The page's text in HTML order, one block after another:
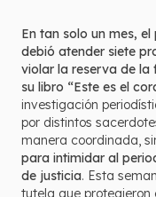
En tan solo un mes,
debió atender siete
violar la reserva de la
su libro “Este es el
investigación
por distintos
manera coordinada,
para intimidar al
de justicia. Esta
tutela que protegieron